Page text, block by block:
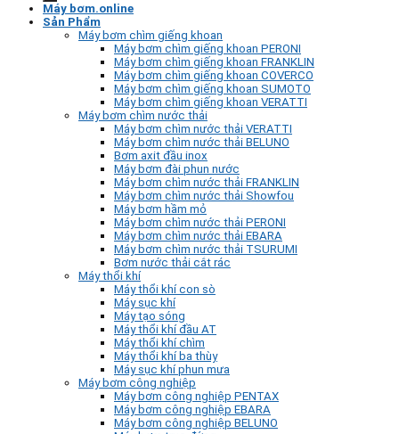
Máy bơm.online
Sản Phẩm
Máy bơm chìm giếng khoan
Máy bơm chìm giếng khoan PERONI
Máy bơm chìm giếng khoan FRANKLIN
Máy bơm chìm giếng khoan COVERCO
Máy bơm chìm giếng khoan SUMOTO
Máy bơm chìm giếng khoan VERATTI
Máy bơm chìm nước thải
Máy bơm chìm nước thải VERATTI
Máy bơm chìm nước thải BELUNO
Bơm axit đầu inox
Máy bơm đài phun nước
Máy bơm chìm nước thải FRANKLIN
Máy bơm chìm nước thải Showfou
Máy bơm hầm mỏ
Máy bơm chìm nước thải PERONI
Máy bơm chìm nước thải EBARA
Máy bơm chìm nước thải TSURUMI
Bơm nước thải cắt rác
Máy thổi khí
Máy thổi khí con sò
Máy sục khí
Máy tạo sóng
Máy thổi khí đầu AT
Máy thổi khí chìm
Máy thổi khí ba thùy
Máy sục khí phun mưa
Máy bơm công nghiệp
Máy bơm công nghiệp PENTAX
Máy bơm công nghiệp EBARA
Máy bơm công nghiệp BELUNO